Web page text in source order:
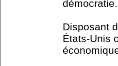
démocratie.
Disposant
États-Unis